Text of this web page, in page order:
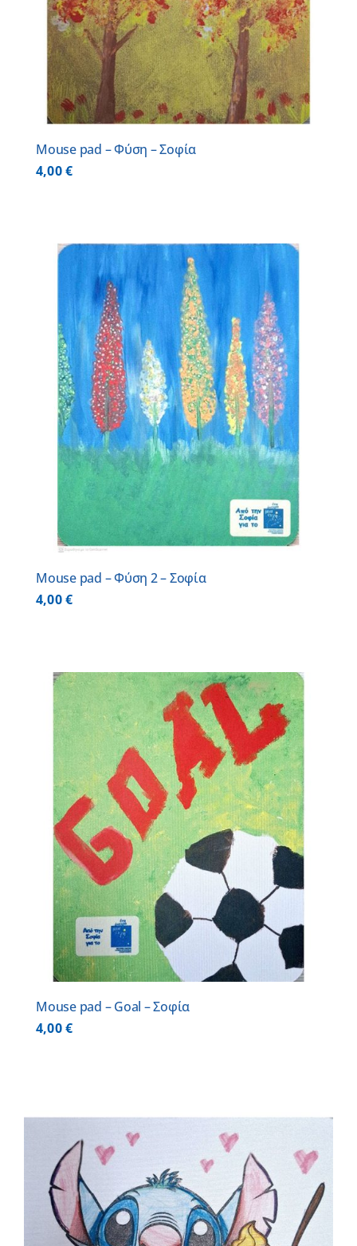
Mouse pad – Φύση – Σοφία
4,00€
Mouse pad – Φύση 2 – Σοφία
4,00€
Mouse pad – Goal – Σοφία
4,00€